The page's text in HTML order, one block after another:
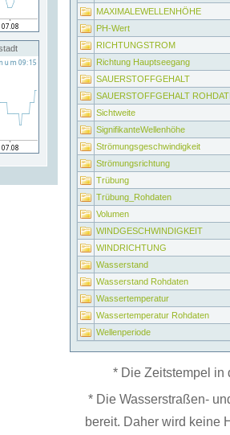
MAXIMALEWELLENHÖHE
PH-Wert
RICHTUNGSTROM
Richtung Hauptseegang
SAUERSTOFFGEHALT
SAUERSTOFFGEHALT
Sichtweite
SignifikanteWellenhöhe
Strömungsgeschwindigkeit
Strömungsrichtung
Trübung
Trübung_Rohdaten
Volumen
WINDGESCHWINDIGKEIT
WINDRICHTUNG
Wasserstand
Wasserstand Rohdaten
Wassertemperatur
Wassertemperatur Rohdaten
Wellenperiode
* Die Zeitstempel in
* Die Wasserstraßen-
bereit. Daher wird keine